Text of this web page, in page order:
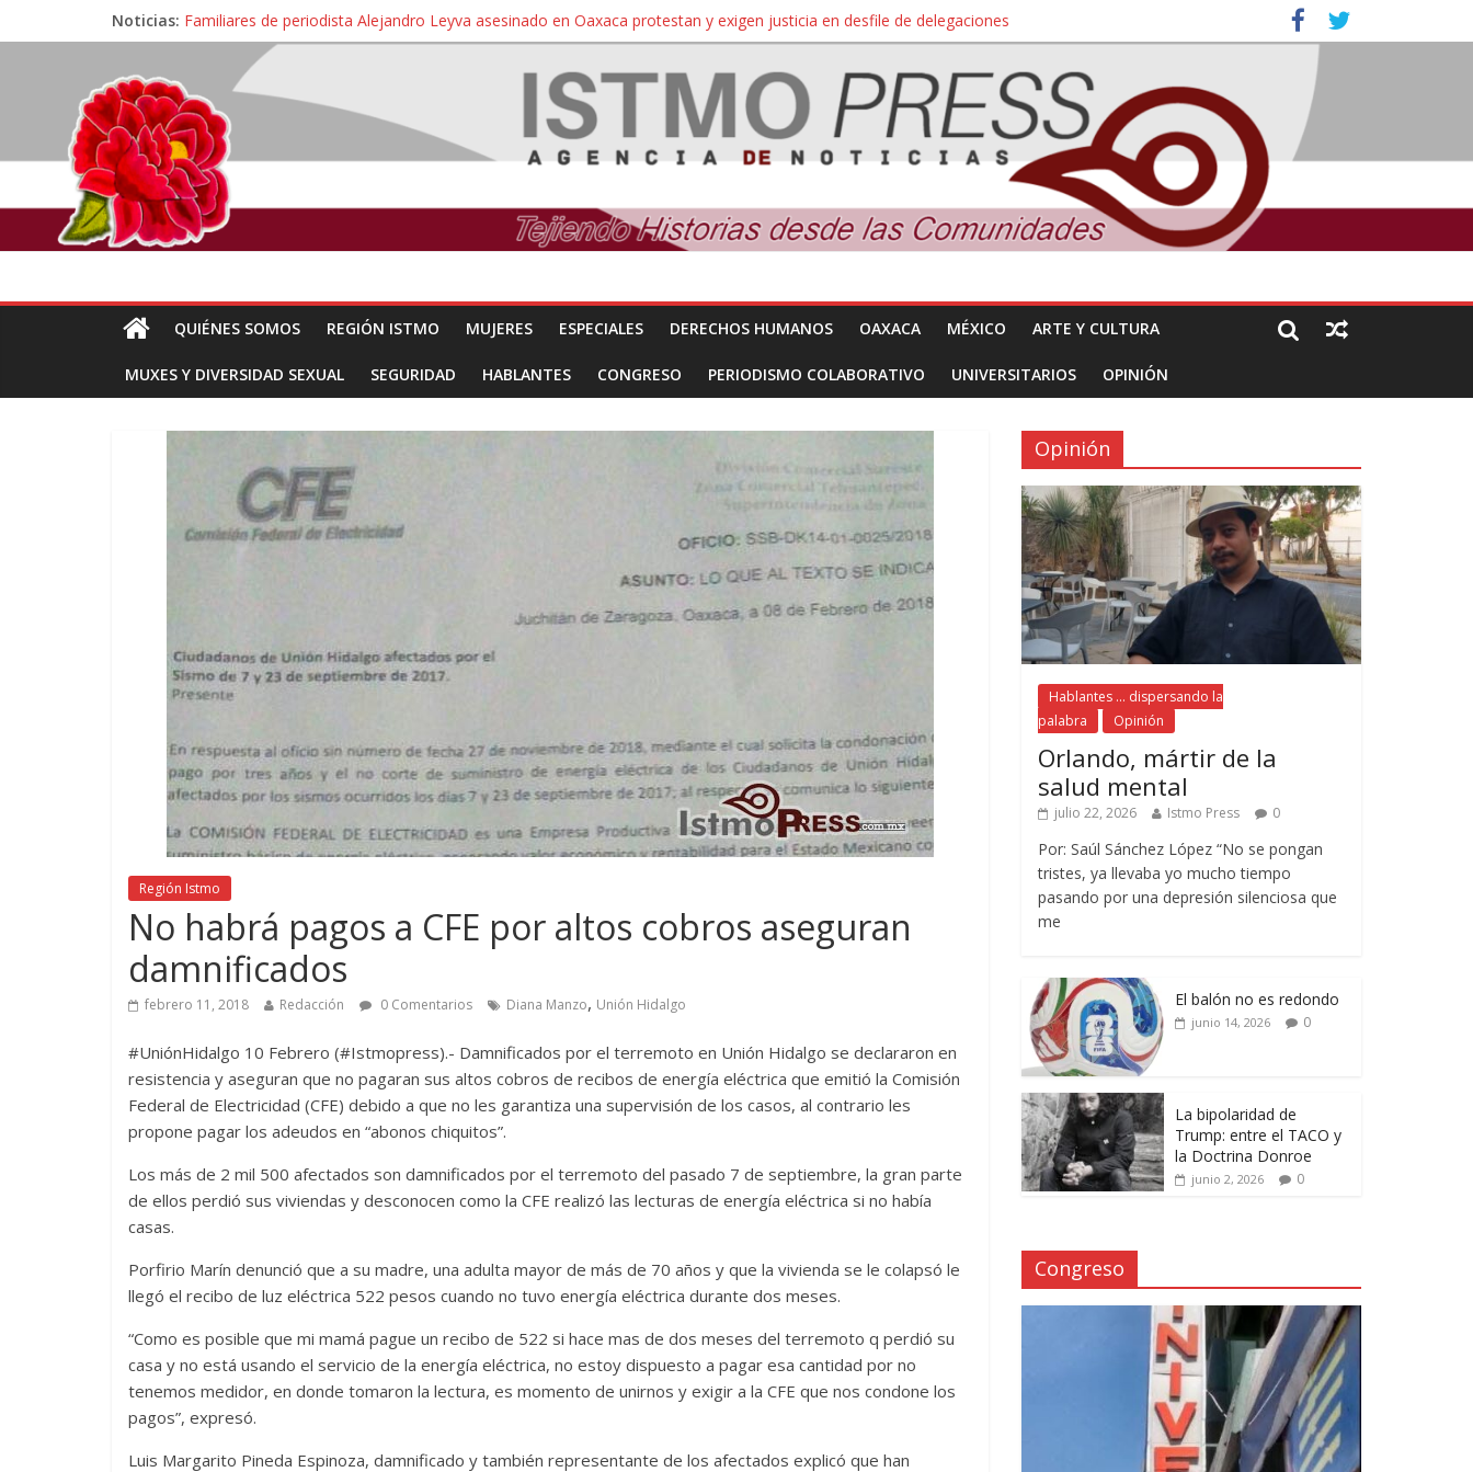
Noticias: Familiares de periodista Alejandro Leyva asesinado en Oaxaca protestan y exigen justicia en desfile de delegaciones
Alertan pescadores de Juchitán, Oaxaca de nuevo despojo de su territorio para construir un parque eólico
Pescadores y comuneros ikoots detienen la extracción ilegal de material pétreo de gravera Oyamel
Un nuevo derrame de hidrocarburo afecta a Salina Cruz, Oaxaca; ahora pescadores de Salinas del Marqués denuncian daños de Pemex
🎧Capítulo 2 : CUIDAR A MI HIJA CON SÍNDROME DE DOWN
QUIÉNES SOMOS REGIÓN ISTMO MUJERES ESPECIALES DERECHOS HUMANOS OAXACA MÉXICO ARTE Y CULTURA
MUXES Y DIVERSIDAD SEXUAL SEGURIDAD HABLANTES CONGRESO PERIODISMO COLABORATIVO UNIVERSITARIOS OPINIÓN
Región Istmo
No habrá pagos a CFE por altos cobros aseguran
damnificados
febrero 11, 2018 Redacción 0 Comentarios Diana Manzo, Unión Hidalgo
#UniónHidalgo 10 Febrero (#Istmopress).- Damnificados por el terremoto en Unión Hidalgo se declararon en
resistencia y aseguran que no pagaran sus altos cobros de recibos de energía eléctrica que emitió la Comisión
Federal de Electricidad (CFE) debido a que no les garantiza una supervisión de los casos, al contrario les
propone pagar los adeudos en “abonos chiquitos”.
Los más de 2 mil 500 afectados son damnificados por el terremoto del pasado 7 de septiembre, la gran parte
de ellos perdió sus viviendas y desconocen como la CFE realizó las lecturas de energía eléctrica si no había
casas.
Porfirio Marín denunció que a su madre, una adulta mayor de más de 70 años y que la vivienda se le colapsó le
llegó el recibo de luz eléctrica 522 pesos cuando no tuvo energía eléctrica durante dos meses.
“Como es posible que mi mamá pague un recibo de 522 si hace mas de dos meses del terremoto q perdió su
casa y no está usando el servicio de la energía eléctrica, no estoy dispuesto a pagar esa cantidad por no
tenemos medidor, en donde tomaron la lectura, es momento de unirnos y exigir a la CFE que nos condone los
pagos”, expresó.
Luis Margarito Pineda Espinoza, damnificado y también representante de los afectados explicó que han
Opinión
Hablantes ... dispersando la
palabra
Opinión
Orlando, mártir de la
salud mental
julio 22, 2026 Istmo Press 0
Por: Saúl Sánchez López “No se pongan
tristes, ya llevaba yo mucho tiempo
pasando por una depresión silenciosa que
me
El balón no es redondo
junio 14, 2026 0
La bipolaridad de
Trump: entre el TACO y
la Doctrina Donroe
junio 2, 2026 0
Congreso